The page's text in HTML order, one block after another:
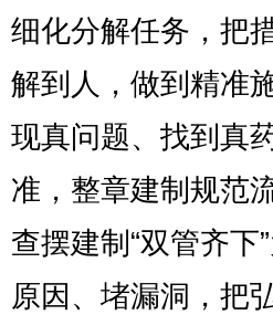
细化分解任务，把
解到人，做到精准
现真问题、找到真
准，整章建制规范
查摆建制“双管齐下
原因、堵漏洞，把